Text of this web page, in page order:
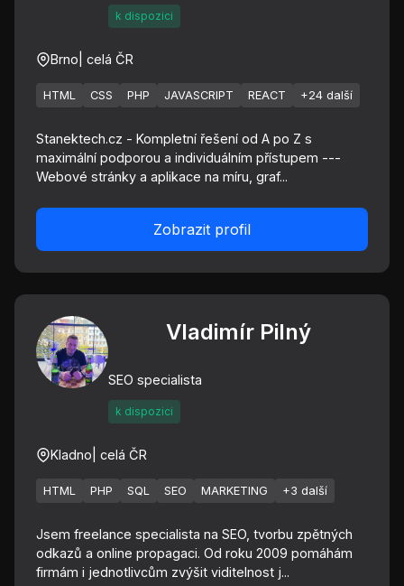
k dispozici
Brno | celá ČR
HTML CSS PHP JAVASCRIPT REACT +24 další
Stanektech.cz - Kompletní řešení od A po Z s
maximální podporou a individuálním přístupem ---
Webové stránky a aplikace na míru, graf...
Zobrazit profil
Vladimír Pilný
SEO specialista
k dispozici
Kladno | celá ČR
HTML PHP SQL SEO MARKETING +3 další
Jsem freelance specialista na SEO, tvorbu zpětných
odkazů a online propagaci. Od roku 2009 pomáhám
firmám i jednotlivcům zvýšit viditelnost j...